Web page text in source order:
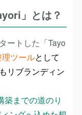
」とは？
ートした「Tayo
ツールとして
リブランディン
築までの道のり